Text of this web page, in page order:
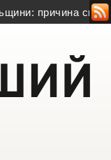
смерті –